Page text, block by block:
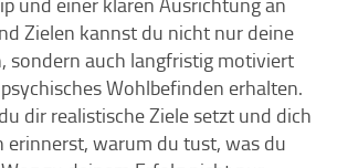
Zielen kannst du nicht nur deine
sondern auch langfristig motiviert
Wohlbefinden erhalten.
dir realistische Ziele setzt und dich
erinnerst, warum du tust, was du